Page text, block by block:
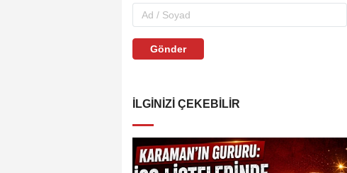
Gönder
İLGINIZI ÇEKEBILIR